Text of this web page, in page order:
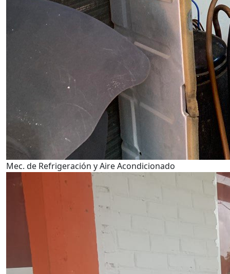
Mec. de Refrigeración y Aire Acondicionado